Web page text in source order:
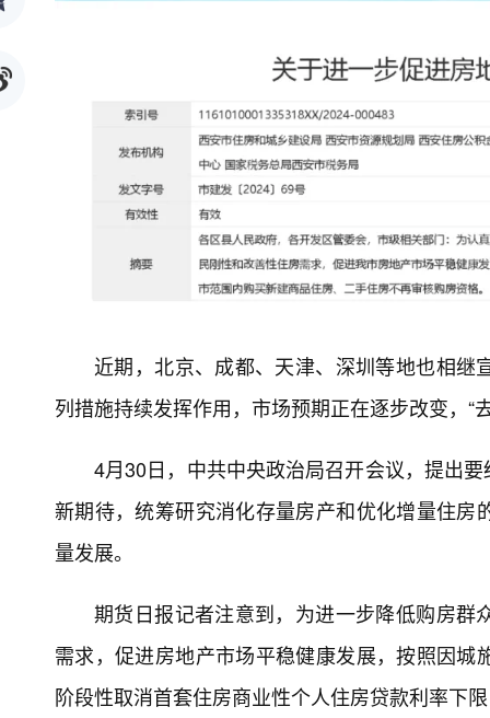
近期，北京、成都、天津、深圳等地也相
列措施持续发挥作用，市场预期正在逐步改变，“
4月30日，中共中央政治局召开会议，提出
新期待，统筹研究消化存量房产和优化增量住
量发展。
期货日报记者注意到，为进一步降低购房
需求，促进房地产市场平稳健康发展，按照因
阶段性取消首套住房商业性个人住房贷款利率下